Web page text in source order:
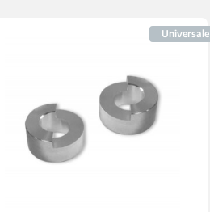
Universale